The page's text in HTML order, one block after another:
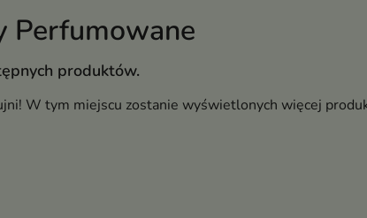
Perfumowane
produktów.
W tym miejscu zostanie wyświetlonych więcej